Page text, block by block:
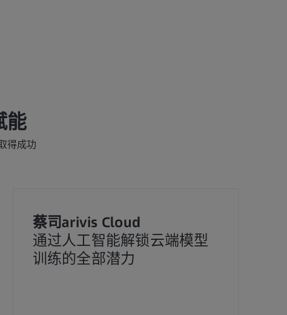
能
得成功
蔡司arivis Cloud
通过人工智能解锁云端模型
训练的全部潜力